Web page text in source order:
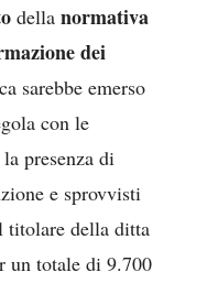
della normativa
dei
sarebbe emerso
con le
presenza di
e sprovvisti
titolare della ditta
un totale di 9.700